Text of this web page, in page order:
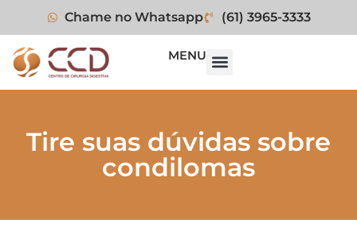
Chame no Whatsapp (61) 3965-3333
MENU
Tire suas dúvidas sobre
condilomas